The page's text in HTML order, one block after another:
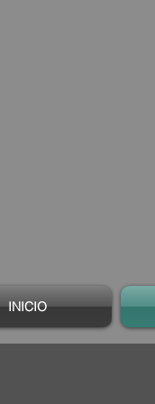
INICIO